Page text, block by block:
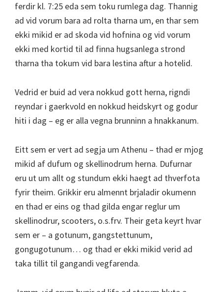
ferdir kl. 7:25 eda sem toku rumlega dag. Thannig
ad vid vorum bara ad rolta tharna um, en thar sem
ekki mikid er ad skoda vid hofnina og vid vorum
ekki med kortid til ad finna hugsanlega strond
tharna tha tokum vid bara lestina aftur a hotelid.
Vedrid er buid ad vera nokkud gott herna, rigndi
reyndar i gaerkvold en nokkud heidskyrt og godur
hiti i dag – eg er alla vegna brunninn a hnakkanum.
Eitt sem er vert ad segja um Athenu – thad er mjog
mikid af dufum og skellinodrum herna. Dufurnar
eru ut um allt og stundum ekki haegt ad thverfota
fyrir theim. Grikkir eru almennt brjaladir okumenn
en thad er eins og thad gilda engar reglur um
skellinodrur, scooters, o.s.frv. Their geta keyrt hvar
sem er – a gotunum, gangstettunum,
gongugotunum… og thad er ekki mikid verid ad
taka tillit til gangandi vegfarenda.